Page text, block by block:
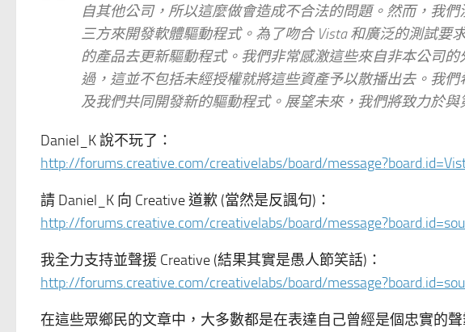
自其他公司，所以這麼做會造成不合法的問題。然而，我
三方來開發軟體驅動程式。為了吻合 Vista 和廣泛的測試要
的產品去更新驅動程式。我們非常感激這些來自非本公司
過，這並不包括未經授權就將這些資產予以散播出去。我
及我們共同開發新的驅動程式。展望未來，我們將致力於與
Daniel_K 說不玩了：
http://forums.creative.com/creativelabs/board/
請 Daniel_K 向 Creative 道歉 (當然是反諷句)：
http://forums.creative.com/creativelabs/board/
我全力支持並聲援 Creative (結果其實是愚人節笑話)：
http://forums.creative.com/creativelabs/board/
在這些眾鄉民的文章中，大多數都是在表達自己曾經是個忠實的